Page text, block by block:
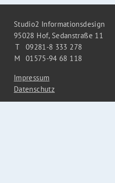
Studio2 Informationsdesign
95028 Hof, Sedanstraße 11
T
09281-8 333 278
M
01575-94 68 118
Impressum
Datenschutz